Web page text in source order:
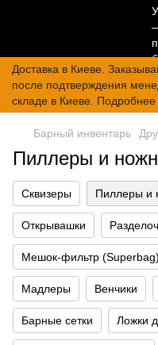
Доставка в Киеве.
после подтверждения
складе в Киеве. Подробнее
Барный инвентарь
Пиллеры и
Сквизеры Пиллеры и
Открывашки
Мешок-фильтр (Superbag)
Мадлеры Венчики
Барные сетки Ложки